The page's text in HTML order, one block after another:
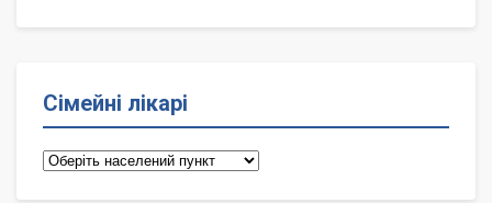
Сімейні лікарі
Сімейні